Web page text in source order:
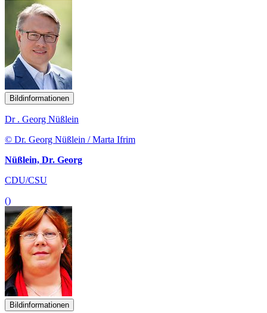
Bildinformationen
Dr . Georg Nüßlein
© Dr. Georg Nüßlein / Marta Ifrim
Nüßlein, Dr. Georg
CDU/CSU
()
Bildinformationen